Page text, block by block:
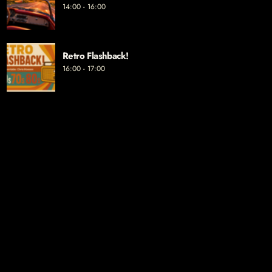
14:00 - 16:00
Retro Flashback!
16:00 - 17:00